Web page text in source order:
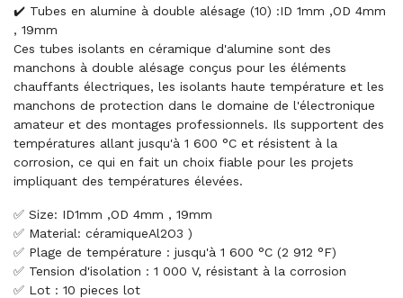
✔️ Tubes en alumine à double alésage (10) :ID 1mm ,OD 4mm
, 19mm
Ces tubes isolants en céramique d'alumine sont des
manchons à double alésage conçus pour les éléments
chauffants électriques, les isolants haute température et les
manchons de protection dans le domaine de l'électronique
amateur et des montages professionnels. Ils supportent des
températures allant jusqu'à 1 600 °C et résistent à la
corrosion, ce qui en fait un choix fiable pour les projets
impliquant des températures élevées.
✅ Size: ID1mm ,OD 4mm , 19mm
✅ Material: céramiqueAl2O3 )
✅ Plage de température : jusqu'à 1 600 °C (2 912 °F)
✅ Tension d'isolation : 1 000 V, résistant à la corrosion
✅ Lot : 10 pieces lot